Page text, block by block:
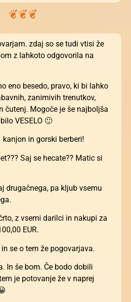
zdaj so se tudi vtisi že
z lahkoto odgovorila na
eno besedo, pravo, ki bi lahko
zanimivih trenutkov,
čutenj. Mogoče je še najboljša
VESELO 🙂
in gorski berberi!
Saj se hecate?? Matic si
drugačnega, pa kljub vsemu
z vsemi darilci in nakupi za
EUR.
se o tem že pogovarjava.
In še bom. Če bodo dobili
je potovanje že v naprej